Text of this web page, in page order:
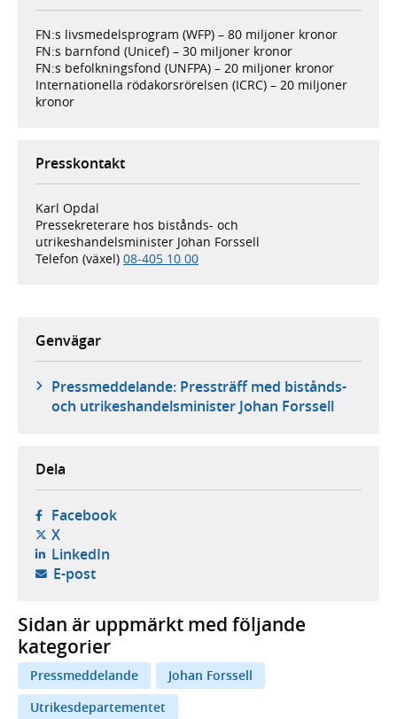
FN:s livsmedelsprogram (WFP) – 80 miljoner kronor
FN:s barnfond (Unicef) – 30 miljoner kronor
FN:s befolkningsfond (UNFPA) – 20 miljoner kronor
Internationella rödakorsrörelsen (ICRC) – 20 miljoner
kronor
Presskontakt
Karl Opdal
Pressekreterare hos bistånds- och
utrikeshandelsminister Johan Forssell
Telefon (växel) 08-405 10 00
Genvägar
Pressmeddelande: Pressträff med bistånds-
och utrikeshandelsminister Johan Forssell
Dela
Facebook- öppnas i ny flik, extern webbplats,
X- öppnas i ny flik, extern webbplats,
LinkedIn- öppnas i ny flik, extern webbplats,
E-post- öppnar din e-postklient,
Sidan är uppmärkt med följande
kategorier
Pressmeddelande
Johan Forssell
Utrikesdepartementet